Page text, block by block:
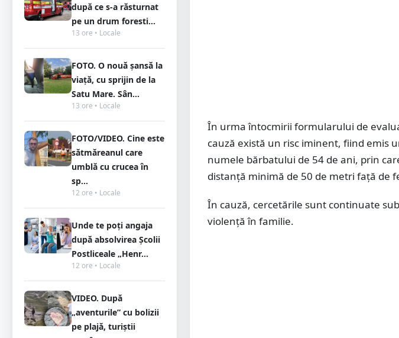
după ce s-a răsturnat
pe un drum foresti...
13 ore • Locale
FOTO. O nouă șansă la
viață, cu sprijin de la
Satu Mare. Sân...
13 ore • Locale
FOTO/VIDEO. Cine este
sătmăreanul care
umblă cu crucea în
sp...
12 ore • Locale
Unde te poți angaja
după absolvirea Școlii
Postliceale „Henr...
12 ore • Locale
VIDEO. După
„aventurile” cu bolizii
pe plajă, turiștii
În urma întocmirii formularului de
cauză există un risc iminent, fiind emis
numele bărbatului de 54 de ani, prin
distanță minimă de 50 de metri față de
În cauză, cercetările sunt continuate
violență în familie.